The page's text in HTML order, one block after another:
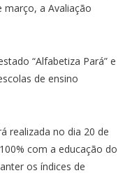
março, a Avaliação
“Alfabetiza Pará” e
de ensino
realizada no dia 20 de
com a educação do
os índices de